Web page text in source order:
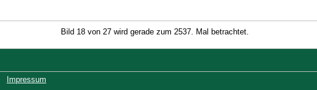
Bild 18 von 27 wird gerade zum 2537. Mal betrachtet.
Impressum